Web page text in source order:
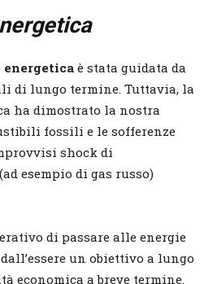
è stata guidata da
di lungo termine. Tuttavia, la
ha dimostrato la nostra
fossili e le sofferenze
shock di
esempio di gas russo)
di passare alle energie
un obiettivo a lungo
economica a breve termine.